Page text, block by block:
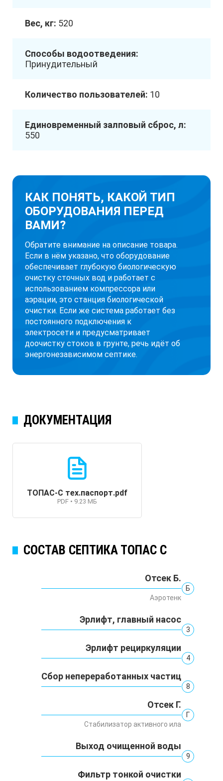
Вес, кг: 520
Способы водоотведения:
Принудительный
Количество пользователей: 10
Единовременный залповый сброс, л:
550
КАК ПОНЯТЬ, КАКОЙ ТИП
ОБОРУДОВАНИЯ ПЕРЕД
ВАМИ?
Обратите внимание на описание товара.
Если в нём указано, что оборудование
обеспечивает глубокую биологическую
очистку сточных вод и работает с
использованием компрессора или
аэрации, это станция биологической
очистки. Если же система работает без
постоянного подключения к
электросети и предусматривает
доочистку стоков в грунте, речь идёт об
энергонезависимом септике.
ДОКУМЕНТАЦИЯ
ТОПАС-С тех.паспорт.pdf
PDF • 9.23 МБ
СОСТАВ СЕПТИКА ТОПАС C
Отсек Б.
Б
Аэротенк
Эрлифт, главный насос
3
Эрлифт рециркуляции
4
Сбор непереработанных частиц
8
Отсек Г.
Г
Стабилизатор активного ила
Выход очищенной воды
9
Фильтр тонкой очистки